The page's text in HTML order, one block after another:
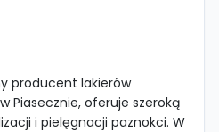
producent lakierów
Piasecznie, oferuje szeroką
i pielęgnacji paznokci. W